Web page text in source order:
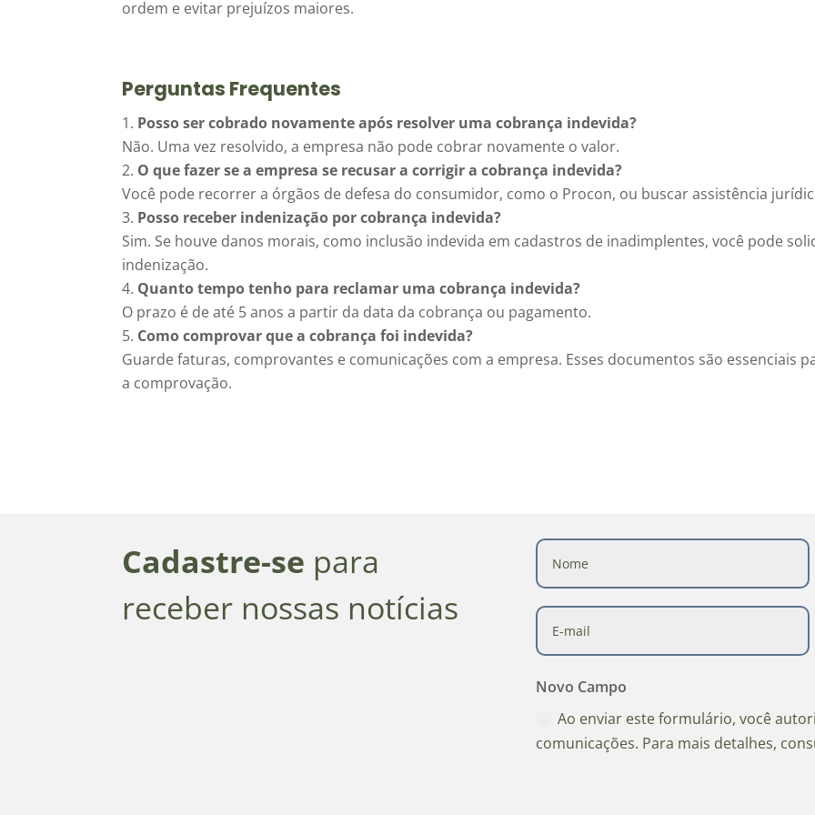
ordem e evitar prejuízos maiores.
Perguntas Frequentes
Posso ser cobrado novamente após resolver uma cobrança indevida?
Não. Uma vez resolvido, a empresa não pode cobrar novamente o valor.
O que fazer se a empresa se recusar a corrigir a cobrança indevida?
Você pode recorrer a órgãos de defesa do consumidor, como o Procon, ou buscar assistência
Posso receber indenização por cobrança indevida?
Sim. Se houve danos morais, como inclusão indevida em cadastros de inadimplentes, você pode
indenização.
Quanto tempo tenho para reclamar uma cobrança indevida?
O prazo é de até 5 anos a partir da data da cobrança ou pagamento.
Como comprovar que a cobrança foi indevida?
Guarde faturas, comprovantes e comunicações com a empresa. Esses documentos são essenciais
a comprovação.
Cadastre-se para
receber nossas notícias
Novo Campo
Ao enviar este formulário, você
comunicações. Para mais detalhes,